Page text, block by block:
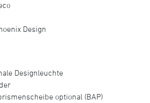
Design
Designleuchte
optional (BAP)